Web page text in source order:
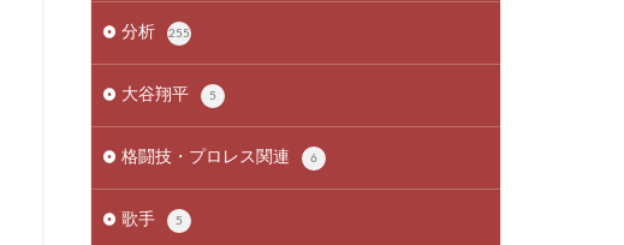
分析 255
大谷翔平 5
格闘技・プロレス関連 6
歌手 5